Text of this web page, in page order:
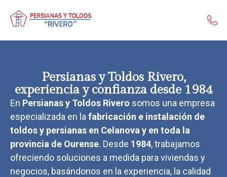
Persianas y Toldos Rivero,
experiencia y confianza desde 1984
En Persianas y Toldos Rivero somos una empresa
especializada en la fabricación e instalación de
toldos y persianas en Celanova y en toda la
provincia de Ourense. Desde 1984, trabajamos
ofreciendo soluciones a medida para viviendas y
negocios, basándonos en la experiencia, la calidad